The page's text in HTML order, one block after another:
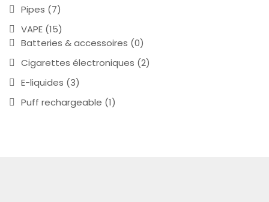
Pipes (7)
VAPE (15)
Batteries & accessoires (0)
Cigarettes électroniques (2)
E-liquides (3)
Puff rechargeable (1)